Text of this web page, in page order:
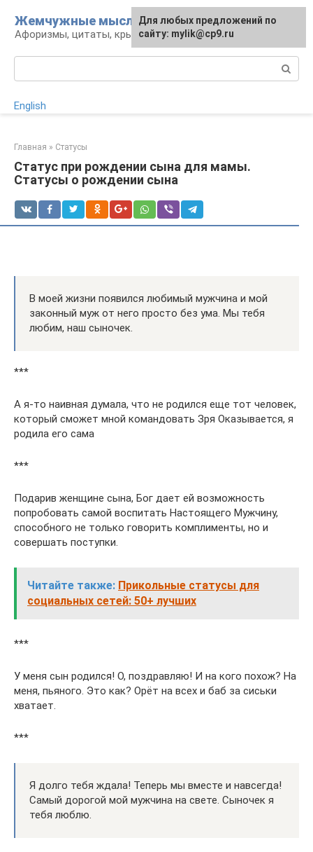
контенту
Жемчужные мысли
Афоризмы, цитаты, крылатые фразы
English
Главная » Статусы
Статус при рождении сына для мамы.
Статусы о рождении сына
В моей жизни появился любимый мужчина и мой
законный муж от него просто без ума. Мы тебя
любим, наш сыночек.
***
А я-то наивная думала, что не родился еще тот человек,
который сможет мной командовать Зря Оказывается, я
родила его сама
***
Подарив женщине сына, Бог дает ей возможность
попробовать самой воспитать Настоящего Мужчину,
способного не только говорить комплименты, но и
совершать поступки.
Читайте также: Прикольные статусы для
социальных сетей: 50+ лучших
***
У меня сын родился! О, поздравляю! И на кого похож? На
меня, пьяного. Это как? Орёт на всех и баб за сиськи
хватает.
***
Я долго тебя ждала! Теперь мы вместе и навсегда!
Самый дорогой мой мужчина на свете. Сыночек я
тебя люблю.
Для любых предложений по
сайту: mylik@cp9.ru